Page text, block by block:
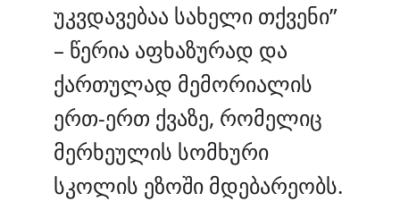
უკვდავებაა სახელი თქვენი”
– წერია აფხაზურად და
ქართულად მემორიალის
ერთ-ერთ ქვაზე, რომელიც
მერხეულის სომხური
სკოლის ეზოში მდებარეობს.